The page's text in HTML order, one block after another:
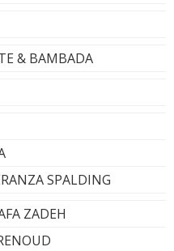
& BAMBADA
SPALDING
ZADEH